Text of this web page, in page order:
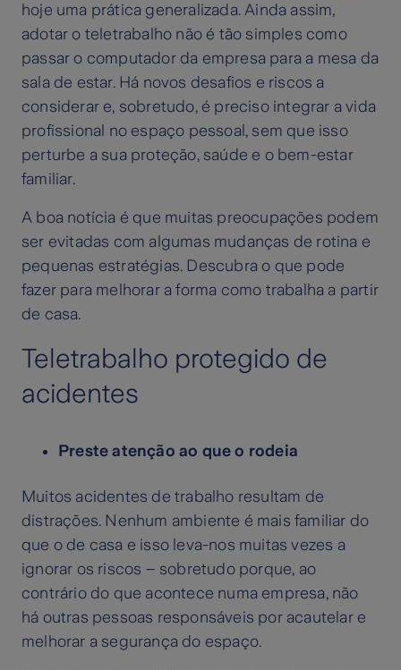
hoje uma prática generalizada. Ainda assim,
adotar o teletrabalho não é tão simples como
passar o computador da empresa para a mesa da
sala de estar. Há novos desafios e riscos a
considerar e, sobretudo, é preciso integrar a vida
profissional no espaço pessoal, sem que isso
perturbe a sua proteção, saúde e o bem-estar
familiar.
A boa notícia é que muitas preocupações podem
ser evitadas com algumas mudanças de rotina e
pequenas estratégias. Descubra o que pode
fazer para melhorar a forma como trabalha a partir
de casa.
Teletrabalho protegido de
acidentes
Preste atenção ao que o rodeia
Muitos acidentes de trabalho resultam de
distrações. Nenhum ambiente é mais familiar do
que o de casa e isso leva-nos muitas vezes a
ignorar os riscos – sobretudo porque, ao
contrário do que acontece numa empresa, não
há outras pessoas responsáveis por acautelar e
melhorar a segurança do espaço.